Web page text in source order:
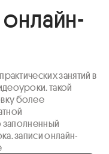
занятий в
такой
более
заполненный
записи онлайн-